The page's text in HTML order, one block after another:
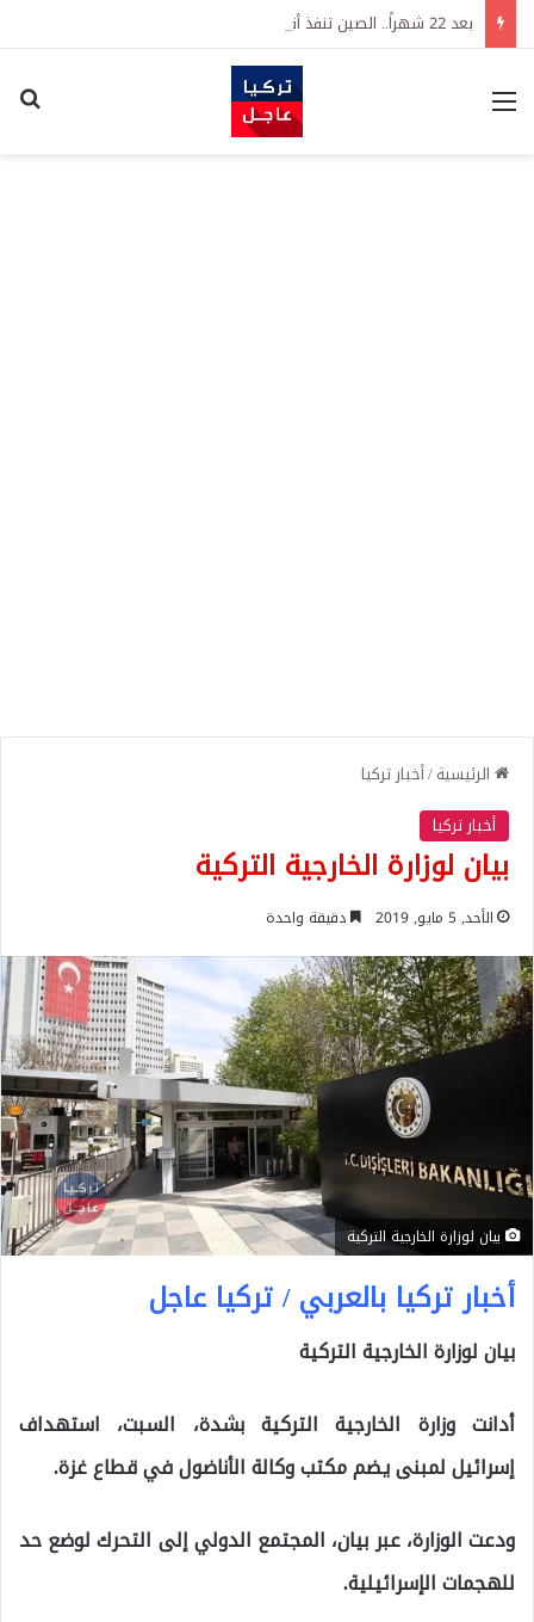
القائمة
الرئيسية/أخبار تركيا
أخبار تركيا
بيان لوزارة الخارجية التركية
الأحد, 5 مايو, 2019 دقيقة واحدة
بيان لوزارة الخارجية التركية
أخبار تركيا بالعربي / تركيا عاجل
بيان لوزارة الخارجية التركية
أدانت وزارة الخارجية التركية بشدة، السبت، استهداف
إسرائيل لمبنى يضم مكتب وكالة الأناضول في قطاع غزة.
ودعت الوزارة، عبر بيان، المجتمع الدولي إلى التحرك لوضع حد
للهجمات الإسرائيلية.